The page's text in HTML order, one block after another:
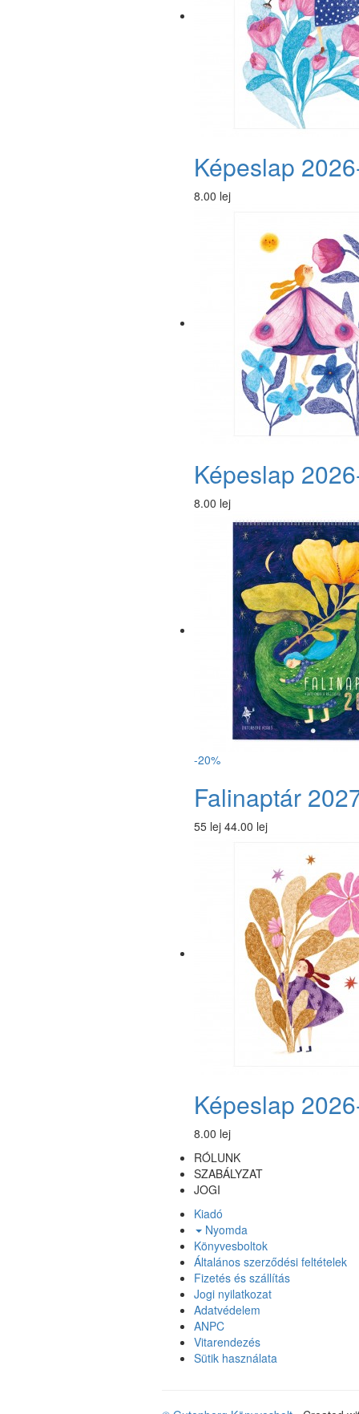
Képeslap
8.00 lej
Képeslap
8.00 lej
-20%
Falinaptár
55 lej 44.00 lej
Képeslap
8.00 lej
RÓLUNK
SZABÁLYZAT
JOGI
Kiadó
Nyomda
Könyvesboltok
Általános szerződési feltételek
Fizetés és szállítás
Jogi nyilatkozat
Adatvédelem
ANPC
Vitarendezés
Sütik használata